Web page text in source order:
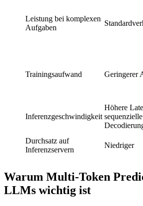
Leistung bei komplexen
Aufgaben
Trainingsaufwand Geringerer
Inferenzgeschwindigkeit
Höhere
sequenzielle
Durchsatz auf
Inferenzservern
Niedriger
Warum Multi-Token
LLMs wichtig ist